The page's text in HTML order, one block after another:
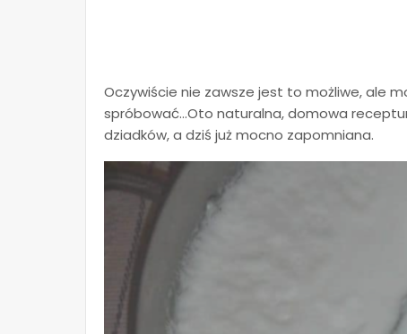
Oczywiście nie zawsze jest to możliwe, ale
spróbować…Oto naturalna, domowa
dziadków, a dziś już mocno zapomniana.